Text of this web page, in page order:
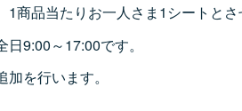
商品当たりお一人さま1シートとさ
9:00～17:00です。
を行います。